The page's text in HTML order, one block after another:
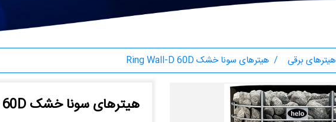
هیترهای برقی هیترهای سونا خشک Ring Wall-D 60D
هیترهای سونا خشک Ring Wall-D 60D